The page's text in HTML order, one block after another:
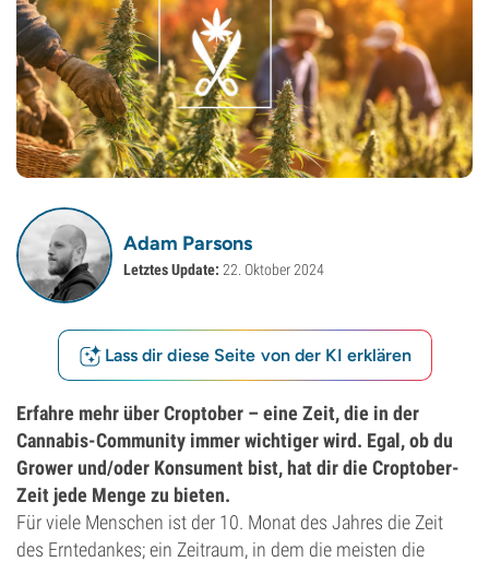
Adam Parsons
Letztes Update: 22. Oktober 2024
Lass dir diese Seite von der KI erklären
Erfahre mehr über Croptober – eine Zeit, die in der
Cannabis-Community immer wichtiger wird. Egal, ob du
Grower und/oder Konsument bist, hat dir die Croptober-
Zeit jede Menge zu bieten.
Für viele Menschen ist der 10. Monat des Jahres die Zeit
des Erntedankes; ein Zeitraum, in dem die meisten die